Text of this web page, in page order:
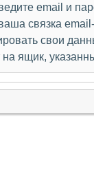
email и
связка
свои
ящик,